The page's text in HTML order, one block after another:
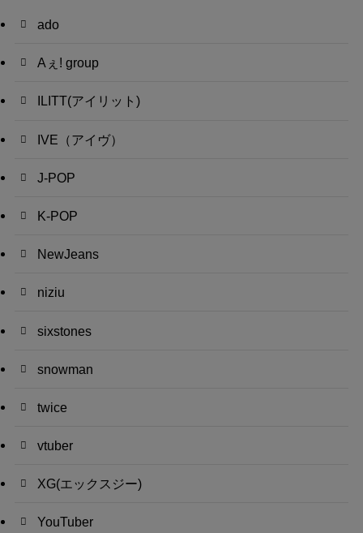
ado
Aぇ! group
ILITT(アイリット)
IVE（アイヴ）
J-POP
K-POP
NewJeans
niziu
sixstones
snowman
twice
vtuber
XG(エックスジー)
YouTuber